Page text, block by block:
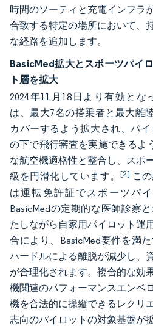
時間のソーティと充電インフラ
合致する特定の場所において、
な経路を追加します。
BasicMed拡大とスポーツパイ
ト層を拡大
2024年11月18日より有効とな
は、最大7名の搭乗者と最大離
カバーするよう拡大され、パ
の下で飛行審査を実施できるよ
な航空機適格性と整合し、スポ
級を円滑化しています。 [2] こ
は運転免許証でスポーツパ
BasicMedの定期的な医師診察
たしながら自家用パイロット運
合により、BasicMed要件を満
ハードルによる離脱が減少し、
が合理化されます。複合的な効
機関連のパフォーマンスエンベ
機を合法的に操縦できるレクリ
志向のパイロットの対象基盤が